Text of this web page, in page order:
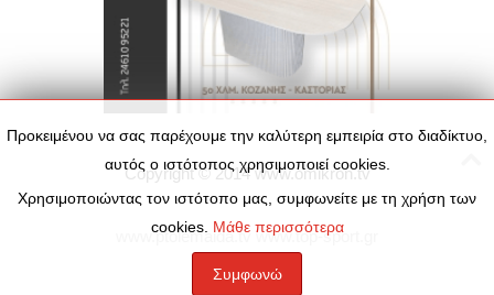
Προκειμένου να σας παρέχουμε την καλύτερη εμπειρία στο διαδίκτυο,
αυτός ο ιστότοπος χρησιμοποιεί cookies.
Χρησιμοποιώντας τον ιστότοπο μας, συμφωνείτε με τη χρήση των
cookies. Μάθε περισσότερα
Συμφωνώ
Copyright © 2014www.omikron.tv
www.ptolemaida.tv www.top-sport.gr